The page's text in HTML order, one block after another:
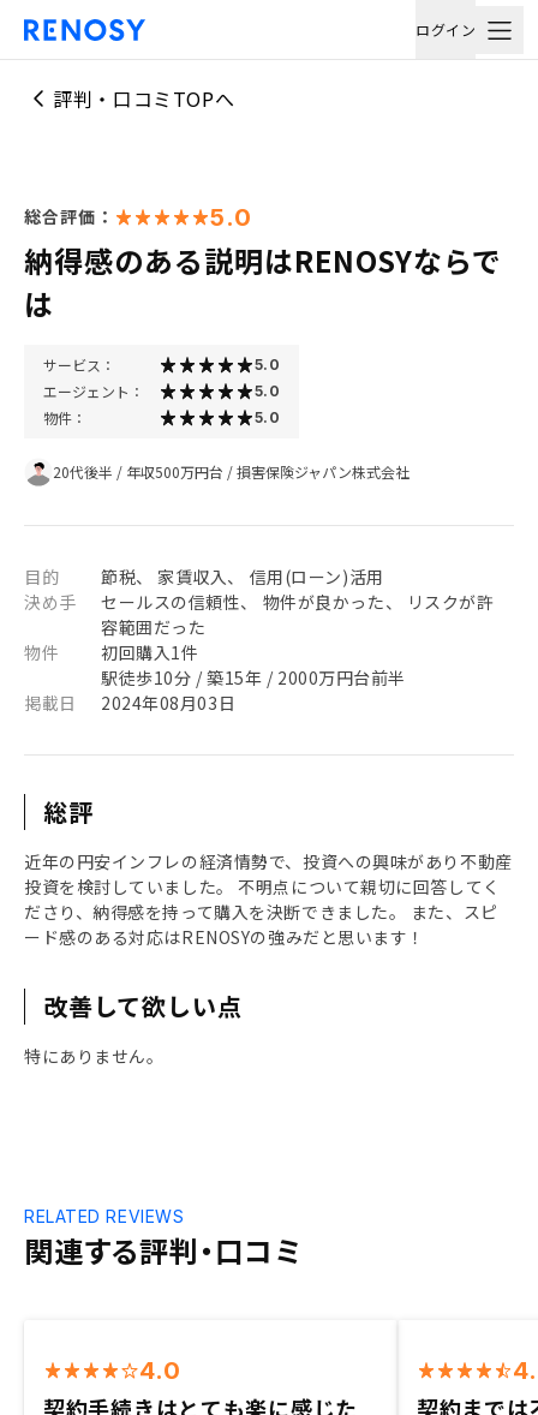
ログイン
評判・口コミTOPへ
総合評価： 5.0
納得感のある説明はRENOSYならで
は
サービス： 5.0
エージェント： 5.0
物件： 5.0
20代後半 / 年収500万円台 /損害保険ジャパン株式会社
目的
節税、 家賃収入、 信用(ローン)活用
決め手
セールスの信頼性、 物件が良かった、 リスクが許
容範囲だった
物件
初回購入1件
駅徒歩10分 / 築15年 / 2000万円台前半
掲載日
2024年08月03日
総評
近年の円安インフレの経済情勢で、投資への興味があり不動産
投資を検討していました。 不明点について親切に回答してく
ださり、納得感を持って購入を決断できました。 また、スピ
ード感のある対応はRENOSYの強みだと思います！
改善して欲しい点
特にありません。
関連する評判・口コミ
RELATED REVIEWS
4.0
契約手続きはとても楽に感じた
契約までは